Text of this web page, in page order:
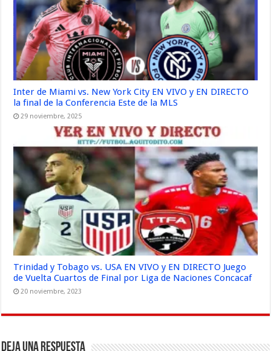
Inter de Miami vs. New York City EN VIVO y EN DIRECTO
la final de la Conferencia Este de la MLS
29 noviembre, 2025
Trinidad y Tobago vs. USA EN VIVO y EN DIRECTO Juego
de Vuelta Cuartos de Final por Liga de Naciones Concacaf
20 noviembre, 2023
Deja una respuesta